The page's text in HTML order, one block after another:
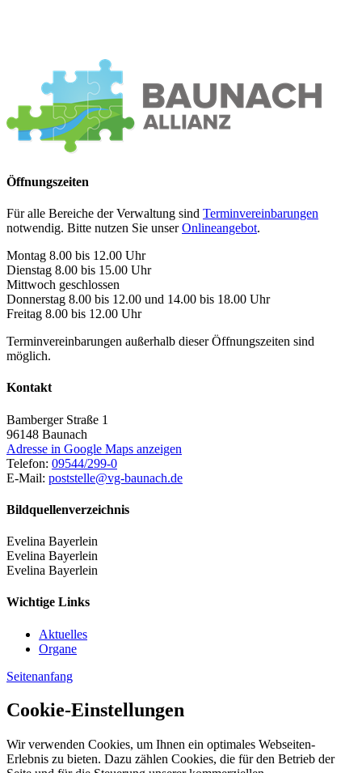
Öffnungszeiten
Für alle Bereiche der Verwaltung sind Terminvereinbarungen
notwendig. Bitte nutzen Sie unserOnlineangebot.
Montag 8.00 bis 12.00 Uhr
Dienstag 8.00 bis 15.00 Uhr
Mittwoch geschlossen
Donnerstag 8.00 bis 12.00 und 14.00 bis 18.00 Uhr
Freitag 8.00 bis 12.00 Uhr
Terminvereinbarungen außerhalb dieser Öffnungszeiten sind
möglich.
Kontakt
Bamberger Straße 1
96148 Baunach
Adresse in Google Maps anzeigen
Telefon: 09544/299-0
E-Mail: poststelle@vg-baunach.de
Bildquellenverzeichnis
Evelina Bayerlein
Evelina Bayerlein
Evelina Bayerlein
Wichtige Links
Aktuelles
Organe
Seitenanfang
Cookie-Einstellungen
Wir verwenden Cookies, um Ihnen ein optimales Webseiten-
Erlebnis zu bieten. Dazu zählen Cookies, die für den Betrieb der